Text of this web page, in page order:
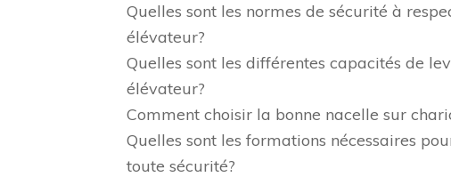
Quelles sont les normes de sécurité à
élévateur?
Quelles sont les différentes capacités de
élévateur?
Comment choisir la bonne nacelle sur
Quelles sont les formations nécessaires
toute sécurité?